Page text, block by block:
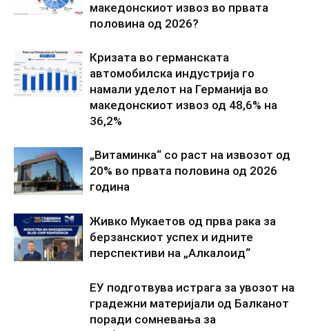
македонскиот извоз во првата
половина од 2026?
Кризата во германската
автомобилска индустрија го
намали уделот на Германија во
македонскиот извоз од 48,6% на
36,2%
„Витаминка“ со раст на извозот од
20% во првата половина од 2026
година
Живко Мукаетов од прва рака за
берзанскиот успех и идните
перспективи на „Алкалоид“
ЕУ подготвува истрага за увозот на
градежни материјали од Балканот
поради сомневања за